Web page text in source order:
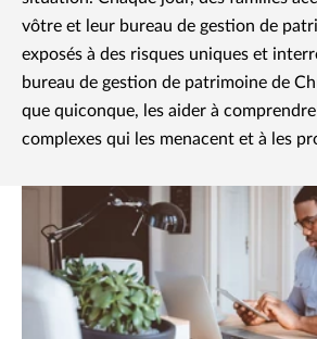
vôtre et leur bureau de gestion de
exposés à des risques uniques et
bureau de gestion de patrimoine de
que quiconque, les aider à
complexes qui les menacent et à les